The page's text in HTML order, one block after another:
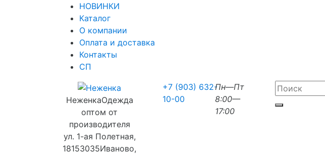
НОВИНКИ
Каталог
О компании
Оплата и доставка
Контакты
СП
НеженкаОдежда
оптом от
производителя
ул. 1-ая Полетная,
18153035Иваново,
+7 (903) 632-
10-00
Пн—Пт
8:00—
17:00